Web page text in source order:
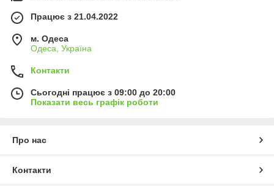
Працює з 21.04.2022
м. Одеса
Одеса, Україна
Контакти
Сьогодні працює з 09:00 до 20:00
Показати весь графік роботи
Про нас
Контакти